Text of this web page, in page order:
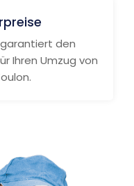
den
Ihren Umzug von